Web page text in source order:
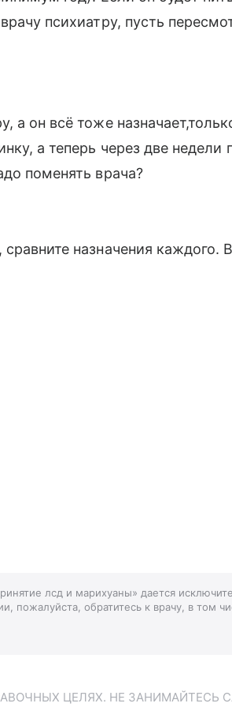
психиатру, пусть
он всё тоже
а теперь через две недели
поменять врача?
назначения каждого.
лсд и марихуаны» дается
пожалуйста, обратитесь к врачу, в том
ЦЕЛЯХ. НЕ ЗАНИМАЙТЕСЬ